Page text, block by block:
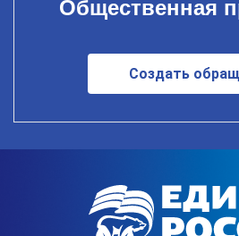
Общественная
Создать